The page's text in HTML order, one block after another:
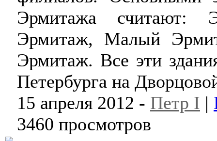
Эрмитажа считают:
Эрмитаж, Малый
Эрмитаж. Все эти
Петербурга на
15 апреля 2012 - Петр I |
3460 просмотров